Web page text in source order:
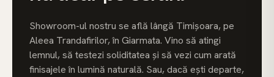
Showroom-ul nostru se află lângă Timișoara, pe
Aleea Trandafirilor, în Giarmata. Vino să atingi
lemnul, să testezi soliditatea și să vezi cum arată
finisajele în lumină naturală. Sau, dacă ești departe,